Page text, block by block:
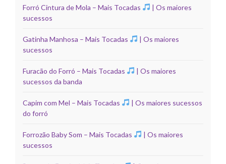
Forró Cintura de Mola – Mais Tocadas
| Os maiores
sucessos
Gatinha Manhosa – Mais Tocadas
| Os maiores
sucessos
Furacão do Forró – Mais Tocadas
| Os maiores
sucessos da banda
Capim com Mel – Mais Tocadas
| Os maiores sucessos
do forró
Forrozão Baby Som – Mais Tocadas
| Os maiores
sucessos